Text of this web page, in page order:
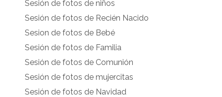
Facebook
Instagram
Sesión de fotos de niños
Sesión de fotos de Recién Nacido
Sesion de fotos de Bebé
Sesión de fotos de Familia
Sesión de fotos de Comunión
Sesión de fotos de mujercitas
Sesión de fotos de Navidad